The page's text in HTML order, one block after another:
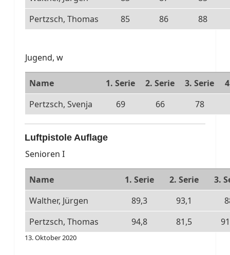
Pertzsch, Thomas
85 86 88
Jugend, w
Name 1. Serie 2. Serie 3. Serie
Pertzsch, Svenja
69 66 78
Luftpistole Auflage
Senioren I
Name 1. Serie 2. Serie
3.
Walther, Jürgen
89,3 93,1
Pertzsch, Thomas
94,8 81,5
13. Oktober 2020